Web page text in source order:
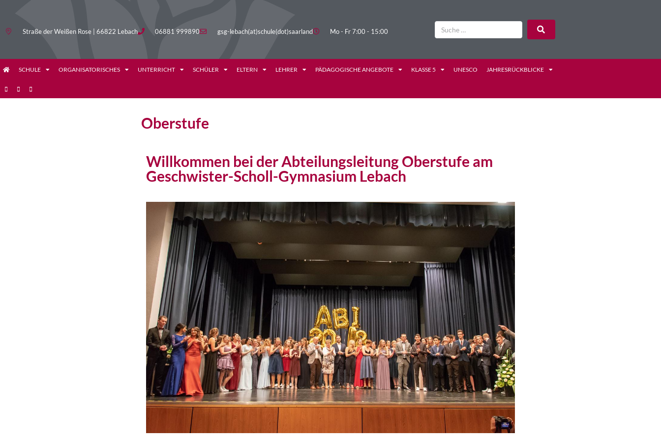
Straße der Weißen Rose | 66822 Lebach 06881 999890 gsg-lebach(at)schule(dot)saarland Mo - Fr 7:00 - 15:00
SCHULE ORGANISATORISCHES UNTERRICHT SCHÜLER ELTERN LEHRER PÄDAGOGISCHE ANGEBOTE KLASSE 5 UNESCO JAHRESRÜCKBLICKE
Oberstufe
Willkommen bei der Abteilungsleitung Oberstufe am
Geschwister-Scholl-Gymnasium Lebach